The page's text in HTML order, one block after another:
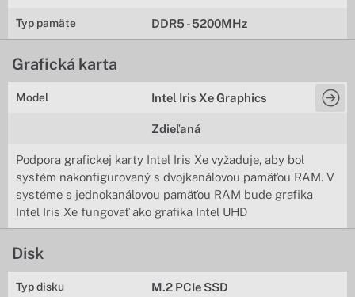
Typ pamäte DDR5 - 5200MHz
Grafická karta
Model Intel Iris Xe Graphics
Zdieľaná
Podpora grafickej karty Intel Iris Xe vyžaduje, aby bol
systém nakonfigurovaný s dvojkanálovou pamäťou RAM. V
systéme s jednokanálovou pamäťou RAM bude grafika
Intel Iris Xe fungovať ako grafika Intel UHD
Disk
Typ disku M.2 PCIe SSD